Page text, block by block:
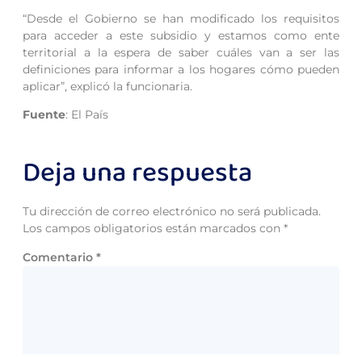
“Desde el Gobierno se han modificado los requisitos
para acceder a este subsidio y estamos como ente
territorial a la espera de saber cuáles van a ser las
definiciones para informar a los hogares cómo pueden
aplicar”, explicó la funcionaria.
Fuente: El País
Deja una respuesta
Tu dirección de correo electrónico no será publicada.
Los campos obligatorios están marcados con *
Comentario *